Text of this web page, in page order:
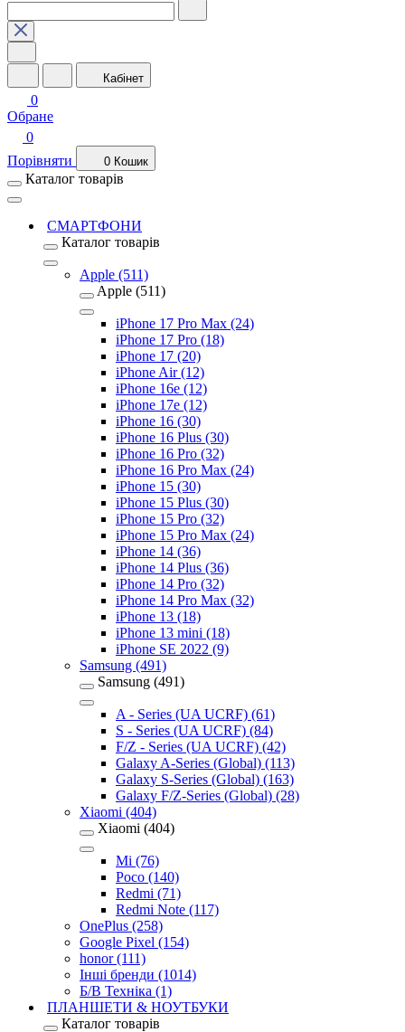
Кабінет
0
Обране
0
Порівняти
0 Кошик
Каталог товарів
СМАРТФОНИ
Каталог товарів
Apple (511)
Apple (511)
iPhone 17 Pro Max (24)
iPhone 17 Pro (18)
iPhone 17 (20)
iPhone Air (12)
iPhone 16e (12)
iPhone 17e (12)
iPhone 16 (30)
iPhone 16 Plus (30)
iPhone 16 Pro (32)
iPhone 16 Pro Max (24)
iPhone 15 (30)
iPhone 15 Plus (30)
iPhone 15 Pro (32)
iPhone 15 Pro Max (24)
iPhone 14 (36)
iPhone 14 Plus (36)
iPhone 14 Pro (32)
iPhone 14 Pro Max (32)
iPhone 13 (18)
iPhone 13 mini (18)
iPhone SE 2022 (9)
Samsung (491)
Samsung (491)
A - Series (UA UCRF) (61)
S - Series (UA UCRF) (84)
F/Z - Series (UA UCRF) (42)
Galaxy A-Series (Global) (113)
Galaxy S-Series (Global) (163)
Galaxy F/Z-Series (Global) (28)
Xiaomi (404)
Xiaomi (404)
Mi (76)
Poco (140)
Redmi (71)
Redmi Note (117)
OnePlus (258)
Google Pixel (154)
honor (111)
Інші бренди (1014)
Б/В Техніка (1)
ПЛАНШЕТИ & НОУТБУКИ
Каталог товарів